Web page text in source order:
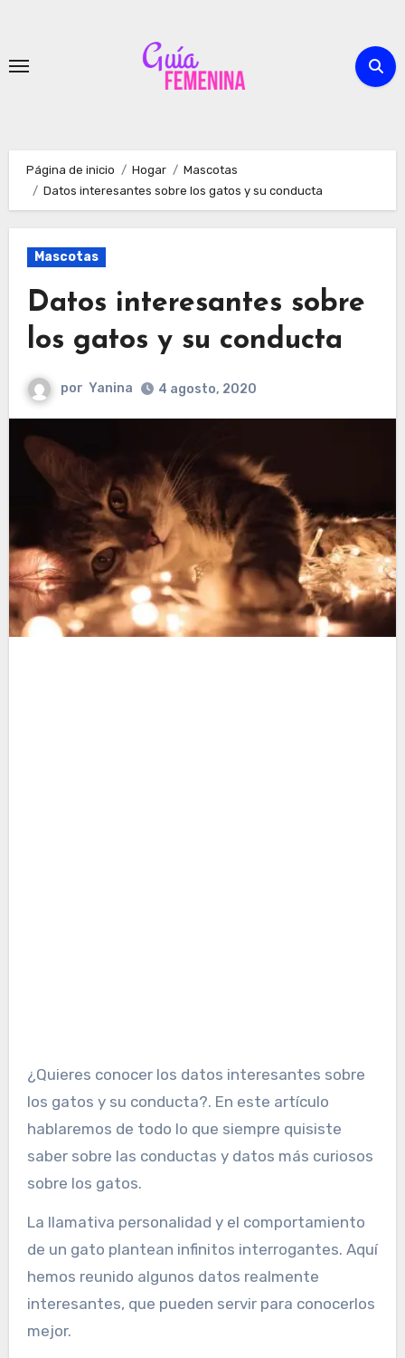
contenido
Página de inicio Hogar
Mascotas
Datos interesantes sobre los gatos y su conducta
Mascotas
Datos interesantes sobre
los gatos y su conducta
por Yanina 4 agosto, 2020
¿Quieres conocer los datos interesantes sobre
los gatos y su conducta?. En este artículo
hablaremos de todo lo que siempre quisiste
saber sobre las conductas y datos más curiosos
sobre los gatos.
La llamativa personalidad y el comportamiento
de un gato plantean infinitos interrogantes. Aquí
hemos reunido algunos datos realmente
interesantes, que pueden servir para conocerlos
mejor.